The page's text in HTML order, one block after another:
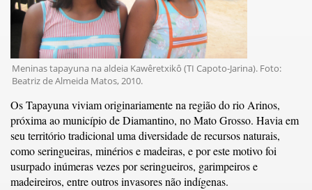
Meninas tapayuna na aldeia Kawêretxikô (TI Capoto-Jarina). Foto:
Beatriz de Almeida Matos, 2010.
Os Tapayuna viviam originariamente na região do rio Arinos,
próxima ao município de Diamantino, no Mato Grosso. Havia em
seu território tradicional uma diversidade de recursos naturais,
como seringueiras, minérios e madeiras, e por este motivo foi
usurpado inúmeras vezes por seringueiros, garimpeiros e
madeireiros, entre outros invasores não indígenas.